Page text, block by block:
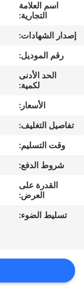
معلومات
عنا
جولة
المعمل
رقابة
جودة
اتصل
خريطة
اسم العلامة
التجارية:
إصدار الشهادات:
رقم الموديل:
الحد الأدنى
لكمية:
الأسعار:
تفاصيل التغليف:
وقت التسليم:
شروط الدفع:
القدرة على
العرض:
تسليط الضوء: